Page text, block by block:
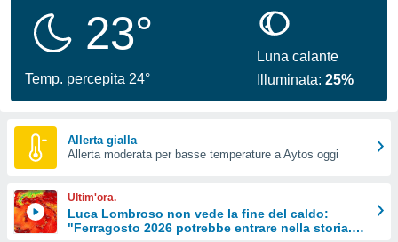
per
le
di
Web
le
23°
Temp. percepita 24°
Luna calante
Illuminata:25%
Allerta gialla
Allerta moderata per basse temperature a Aytos oggi
Ultim'ora.
Luca Lombroso non vede la fine del caldo:
"Ferragosto 2026 potrebbe entrare nella storia.